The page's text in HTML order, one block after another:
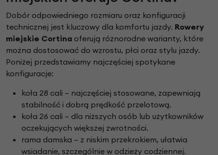
Dobór odpowiedniego rozmiaru oraz konfiguracji
technicznej jest kluczowy dla komfortu jazdy. Rowery
miejskie Cortina oferują różnorodne warianty, które
można dostosować do wzrostu, płci oraz stylu jazdy.
Poniżej przedstawiamy najczęściej spotykane
konfiguracje:
koła 28 cali – najczęściej stosowane, zapewniają
stabilność i dobrą prędkość przelotową.
koła 26 cali – dla niższych osób lub użytkowników
oczekujących większej zwrotności.
rama damska – z niskim przekrokiem, ułatwia
wsiadanie, szczególnie w odzieży codziennej.